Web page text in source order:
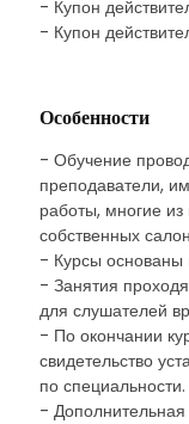
- Купон
- Купон
Особенности
- Обучение
преподаватели,
работы, многие
собственных
- Курсы основаны
- Занятия
для слушателей
- По окончании
свидетельство
по специальности.
-